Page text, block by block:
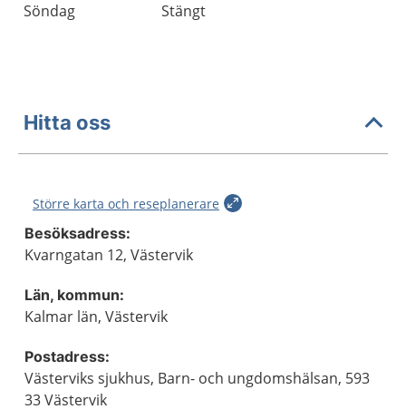
Söndag
Stängt
Hitta oss
Större karta och reseplanerare
Besöksadress:
Kvarngatan 12, Västervik
Län, kommun:
Kalmar län, Västervik
Postadress:
Västerviks sjukhus, Barn- och ungdomshälsan, 593
33 Västervik